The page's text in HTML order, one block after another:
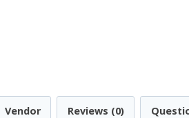
Vendor Reviews (0)